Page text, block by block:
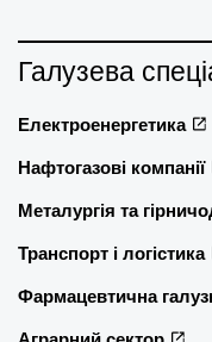
Галузева
Електроенергетика
Нафтогазові компанії
Металургія та
Транспорт і логістика
Фармацевтична